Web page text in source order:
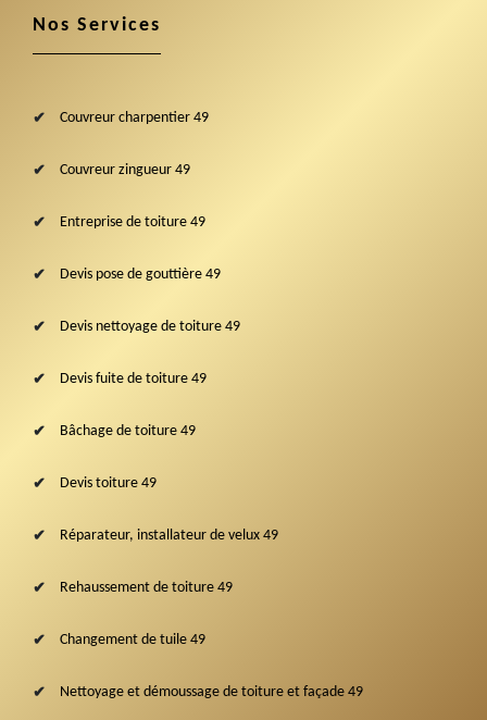
Nos Services
Couvreur charpentier 49
Couvreur zingueur 49
Entreprise de toiture 49
Devis pose de gouttière 49
Devis nettoyage de toiture 49
Devis fuite de toiture 49
Bâchage de toiture 49
Devis toiture 49
Réparateur, installateur de velux 49
Rehaussement de toiture 49
Changement de tuile 49
Nettoyage et démoussage de toiture et façade 49